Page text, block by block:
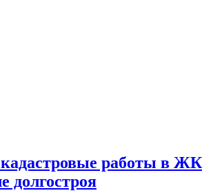
работы в ЖК
долгостроя